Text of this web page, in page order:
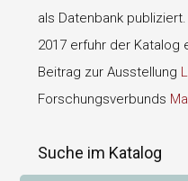
als Datenbank
2017 erfuhr der Katalog
Beitrag zur Ausstellung
Forschungsverbunds
Suche im Katalog